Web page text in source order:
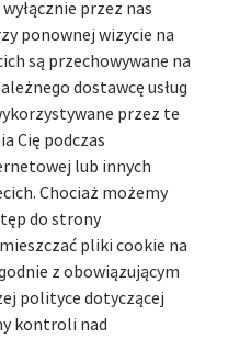
przez nas
ponownej wizycie na
są przechowywane na
dostawcę usług
przez te
Cię podczas
lub innych
Chociaż możemy
do strony
pliki cookie na
z obowiązującym
polityce dotyczącej
kontroli nad